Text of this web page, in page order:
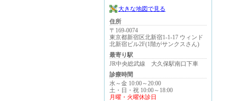
大きな地図で見る
住所
〒169-0074
東京都新宿区北新宿1-1-17 ウィンド
北新宿ビル2F(1階がサンクスさん)
最寄り駅
JR中央総武線 大久保駅南口下車
診療時間
水～金 10:00～20:00
土・日・祝 10:00～18:00
月曜・火曜休診日